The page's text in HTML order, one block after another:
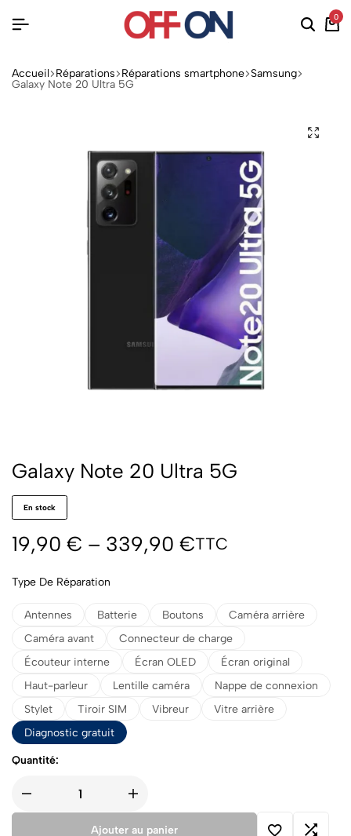
0
Accueil Réparations Réparations smartphone Samsung
Galaxy Note 20 Ultra 5G
Galaxy Note 20 Ultra 5G
En stock
19,90 € – 339,90 €TTC
Type De Réparation
Antennes Batterie Boutons
Caméra arrière
Caméra avant
Connecteur de charge
Écouteur interne
Écran OLED
Écran original
Haut-parleur
Lentille caméra
Nappe de connexion
Stylet
Tiroir SIM Vibreur
Vitre arrière
Diagnostic gratuit
Quantité:
Ajouter au panier